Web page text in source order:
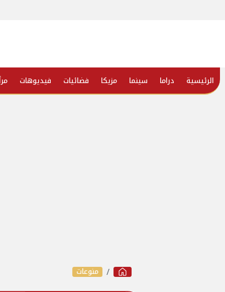
الرئيسية دراما سينما مزيكا فضائيات فيديوهات
منوعات